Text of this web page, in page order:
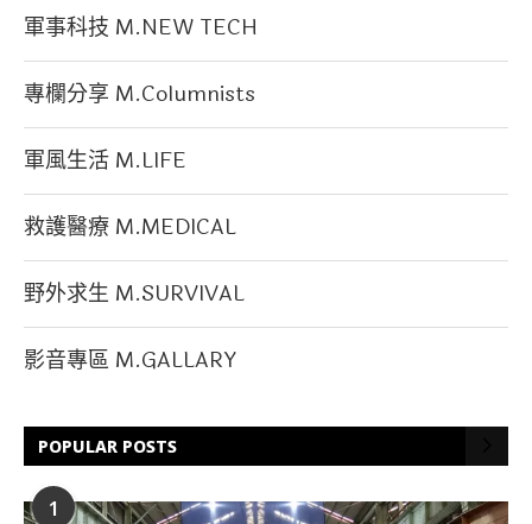
軍事科技 M.NEW TECH
專欄分享 M.Columnists
軍風生活 M.LIFE
救護醫療 M.MEDICAL
野外求生 M.SURVIVAL
影音專區 M.GALLARY
POPULAR POSTS
1